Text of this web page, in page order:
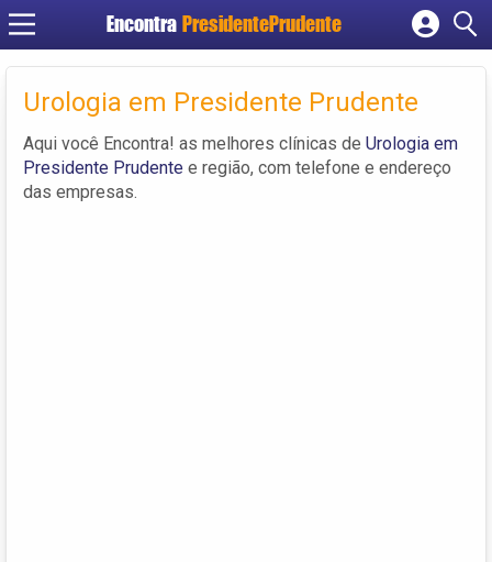
Encontra PresidentePrudente
Cadastrar empresa
Criar conta
Urologia em Presidente Prudente
Aqui você Encontra! as melhores clínicas de Urologia em
Presidente Prudente e região, com telefone e endereço
das empresas.